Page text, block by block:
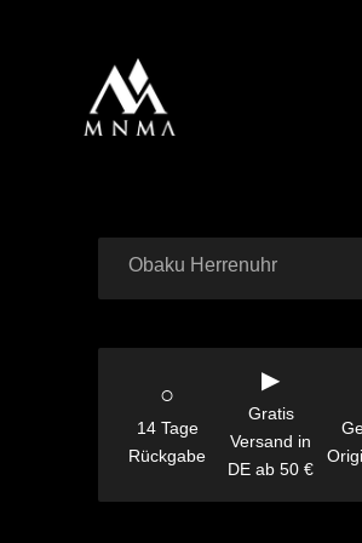
Obaku Herrenuhr
○
14 Tage
Rückgabe
▶
Gratis
Versand in
DE ab 50 €